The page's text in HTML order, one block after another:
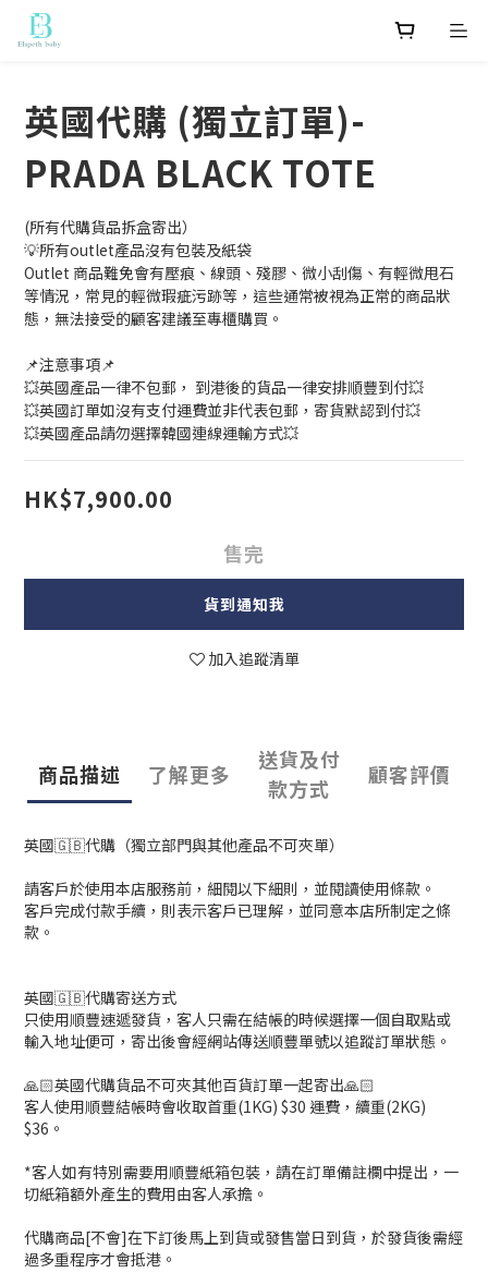
英國代購 (獨立訂單)-
PRADA BLACK TOTE
(所有代購貨品拆盒寄出）
💡所有outlet產品沒有包裝及紙袋
Outlet 商品難免會有壓痕、線頭、殘膠、微小刮傷、有輕微甩石
等情況，常見的輕微瑕疵污跡等，這些通常被視為正常的商品狀
態，無法接受的顧客建議至專櫃購買。
📌注意事項📌
💥英國產品一律不包郵， 到港後的貨品一律安排順豐到付💥
💥英國訂單如沒有支付運費並非代表包郵，寄貨默認到付💥
💥英國產品請勿選擇韓國連線運輸方式💥
HK$7,900.00
售完
貨到通知我
加入追蹤清單
商品描述 了解更多
送貨及付
款方式
顧客評價
英國🇬🇧代購（獨立部門與其他產品不可夾單）
請客戶於使用本店服務前，細閱以下細則，並閱讀使用條款。
客戶完成付款手續，則表示客戶已理解，並同意本店所制定之條
款。
英國🇬🇧代購寄送方式
只使用順豐速遞發貨，客人只需在結帳的時候選擇一個自取點或
輸入地址便可，寄出後會經網站傳送順豐單號以追蹤訂單狀態。
🙏🏻英國代購貨品不可夾其他百貨訂單一起寄出🙏🏻
客人使用順豐結帳時會收取首重(1KG) $30 運費，續重(2KG)
$36。
*客人如有特別需要用順豐紙箱包裝，請在訂單備註欄中提出，一
切紙箱額外產生的費用由客人承擔。
代購商品[不會]在下訂後馬上到貨或發售當日到貨，於發貨後需經
過多重程序才會抵港。